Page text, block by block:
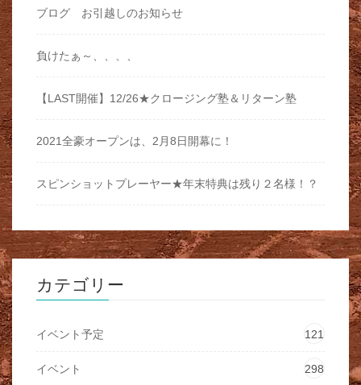
ブログ お引越しのお知らせ
負けたぁ～、、、、
【LAST開催】12/26★クロージング塾＆リターン塾
2021全豪オープンは、2月8日開幕に！
スピンショットプレーヤー★年末特典は残り２名様！？
カテゴリー
イベント予定 121
イベント 298